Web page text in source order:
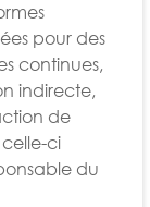
pour des
continues,
indirecte,
de
ci
du